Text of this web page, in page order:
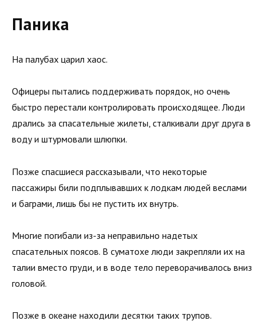
Паника
На палубах царил хаос.
Офицеры пытались поддерживать порядок, но очень
быстро перестали контролировать происходящее. Люди
дрались за спасательные жилеты, сталкивали друг друга в
воду и штурмовали шлюпки.
Позже спасшиеся рассказывали, что некоторые
пассажиры били подплывавших к лодкам людей веслами
и баграми, лишь бы не пустить их внутрь.
Многие погибали из-за неправильно надетых
спасательных поясов. В суматохе люди закрепляли их на
талии вместо груди, и в воде тело переворачивалось вниз
головой.
Позже в океане находили десятки таких трупов.